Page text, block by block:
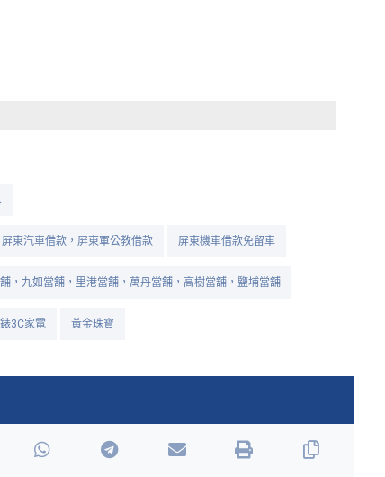
東汽車借款，屏東軍公教借款 屏東機車借款免留車
，九如當舖，里港當舖，萬丹當舖，高樹當舖，鹽埔當舖
3C家電 黃金珠寶